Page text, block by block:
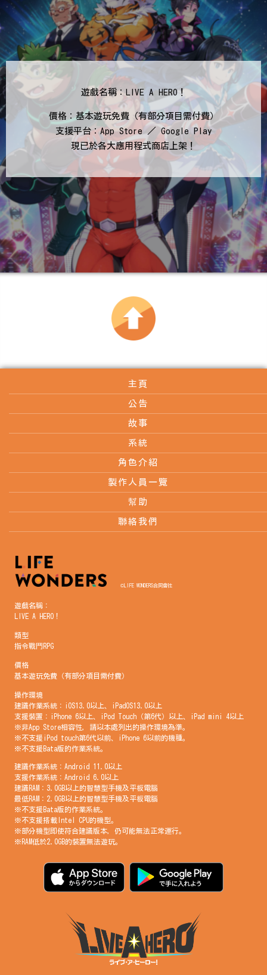
遊戲名稱：LIVE A HERO！
價格：基本遊玩免費（有部分項目需付費）
支援平台：App Store ／ Google Play
現已於各大應用程式商店上架！
主頁
公告
故事
系統
角色介紹
製作人員一覽
幫助
聯絡我們
©LIFE WONDERS合同會社
遊戲名稱：
LIVE A HERO！
類型
指令戰鬥RPG
價格
基本遊玩免費（有部分項目需付費）
操作環境
建議作業系統：iOS13.0以上、iPadOS13.0以上
支援裝置：iPhone 6以上、iPod Touch（第6代）以上、iPad mini 4以上
※非App Store相容性，請以本處列出的操作環境為準。
※不支援iPod touch第6代以前、iPhone 6以前的機種。
※不支援Bata版的作業系統。
建議作業系統：Android 11.0以上
支援作業系統：Android 6.0以上
建議RAM：3.0GB以上的智慧型手機及平板電腦
最低RAM：2.0GB以上的智慧型手機及平板電腦
※不支援Bata版的作業系統。
※不支援搭載Intel CPU的機型。
※部分機型即使符合建議版本，仍可能無法正常運行。
※RAM低於2.0GB的裝置無法遊玩。
简体中文